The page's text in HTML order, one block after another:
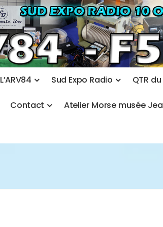
L’ARV84 Sud Expo Radio QTR du
Contact Atelier Morse musée Jea